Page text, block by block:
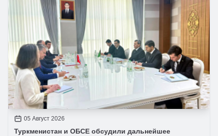
05 Август 2026
Туркменистан и ОБСЕ обсудили дальнейшее